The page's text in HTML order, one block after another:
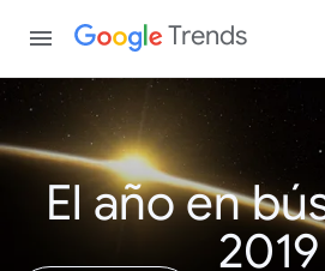
Trends
El año en
2019